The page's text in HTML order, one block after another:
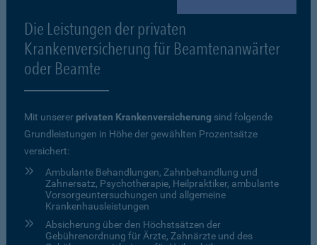
Die Leistungen der privaten
Krankenversicherung für Beamtenanwärter
oder Beamte
Mit unserer privaten Krankenversicherung sind folgende
Grundleistungen in Höhe der gewählten Prozentsätze
versichert:
Ambulante Behandlungen, Zahnbehandlung und
Zahnersatz, Psychotherapie, Heilpraktiker, ambulante
Vorsorgeuntersuchungen und allgemeine
Krankenhausleistungen
Absicherung über den Höchstsätzen der
Gebührenordnung für Ärzte, Zahnärzte und des